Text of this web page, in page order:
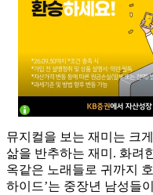
뮤지컬을 보는 재미는 크
삶을 반추하는 재미. 화려
옥같은 노래들로 귀까지
하이드’는 중장년 남성들